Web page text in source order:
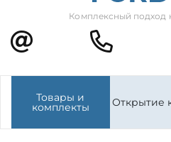
Комплексный подход
Товары и
комплекты Открытие